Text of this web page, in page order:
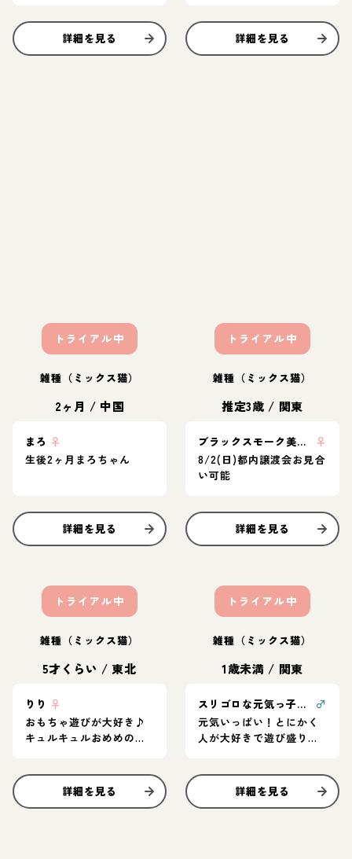
詳細を見る 詳細を見る
トライアル中
雑種（ミックス猫）
2ヶ月 / 中国
まろ ♀
生後2ヶ月まろちゃん
詳細を見る
トライアル中
雑種（ミックス猫）
推定3歳 / 関東
ブラックスモーク美猫🐈‍⬛💖マールちゃん
♀
8/2(日)都内譲渡会お見合
い可能
詳細を見る
トライアル中
雑種（ミックス猫）
5才くらい /東北
りり ♀
おもちゃ遊びが大好き♪
キュルキュルおめめの女
詳細を見る
トライアル中
雑種（ミックス猫）
1歳未満 / 関東
スリゴロな元気っ子！アガリくん
♂
元気いっぱい！とにかく
人が大好きで遊び盛りで
詳細を見る